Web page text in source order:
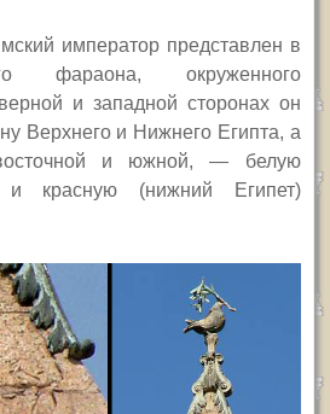
император представлен в
фараона, окруженного
и западной сторонах он
Верхнего и Нижнего Египта, а
и южной, — белую
и красную (нижний Египет)